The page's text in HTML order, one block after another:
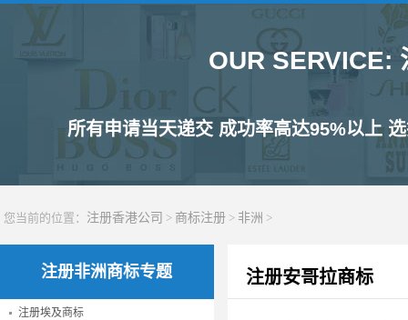
OUR SERVICE:
所有申请当天递交 成功率高达95%以上
您当前的位置： 注册香港公司 > 商标注册 > 非洲 >
注册非洲商标专题
注册埃及商标
注册安哥拉商标